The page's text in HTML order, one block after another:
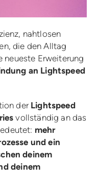
nahtlosen
die den Alltag
neueste Erweiterung
an Lightspeed
der Lightspeed
vollständig an das
mehr
und ein
deinem
deinem